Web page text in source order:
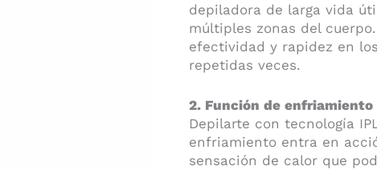
depiladora de larga vida
múltiples zonas del
efectividad y rapidez en
repetidas veces.
2. Función de enfriamiento
Depilarte con tecnología
enfriamiento entra en
sensación de calor que